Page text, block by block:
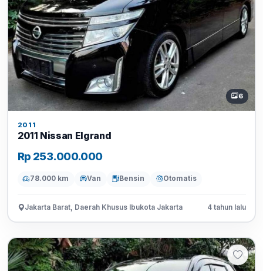
6
2011
2011 Nissan Elgrand
Rp 253.000.000
78.000 km Van Bensin Otomatis
Jakarta Barat, Daerah Khusus Ibukota Jakarta 4 tahun lalu